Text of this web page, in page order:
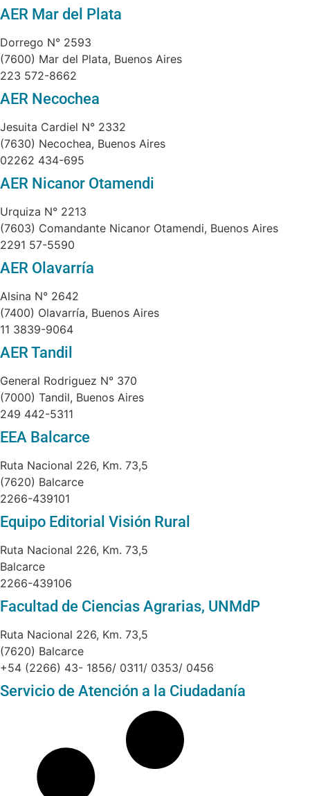
AER Mar del Plata
Dorrego N° 2593
(7600) Mar del Plata, Buenos Aires
223 572-8662
AER Necochea
Jesuita Cardiel N° 2332
(7630) Necochea, Buenos Aires
02262 434-695
AER Nicanor Otamendi
Urquiza N° 2213
(7603) Comandante Nicanor Otamendi, Buenos Aires
2291 57-5590
AER Olavarría
Alsina N° 2642
(7400) Olavarría, Buenos Aires
11 3839-9064
AER Tandil
General Rodriguez N° 370
(7000) Tandil, Buenos Aires
249 442-5311
EEA Balcarce
Ruta Nacional 226, Km. 73,5
(7620) Balcarce
2266-439101
Equipo Editorial Visión Rural
Ruta Nacional 226, Km. 73,5
Balcarce
2266-439106
Facultad de Ciencias Agrarias, UNMdP
Ruta Nacional 226, Km. 73,5
(7620) Balcarce
+54 (2266) 43- 1856/ 0311/ 0353/ 0456
Servicio de Atención a la Ciudadanía